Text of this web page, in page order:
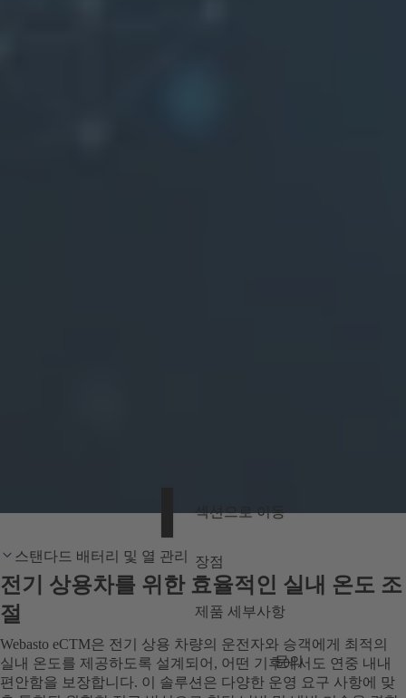
섹션으로 이동
장점
제품 세부사항
문의
스탠다드 배터리 및 열 관리
전기 상용차를 위한 효율적인 실내 온도 조
절
Webasto eCTM은 전기 상용 차량의 운전자와 승객에게 최적의
실내 온도를 제공하도록 설계되어, 어떤 기후에서도 연중 내내
편안함을 보장합니다. 이 솔루션은 다양한 운영 요구 사항에 맞